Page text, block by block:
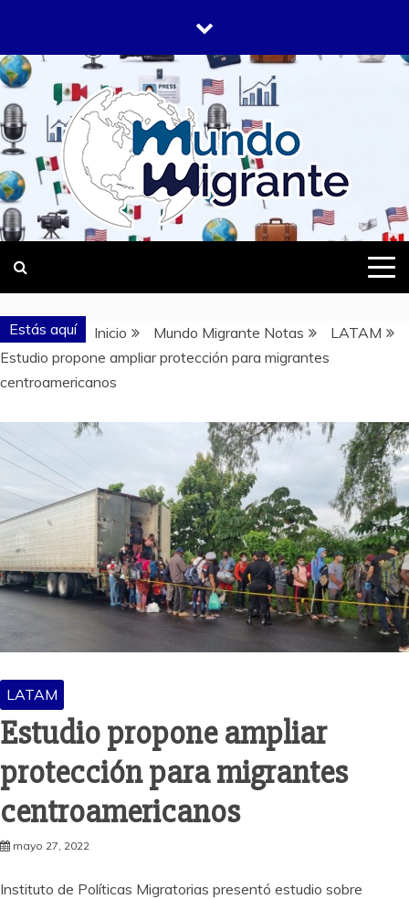
contenido
MUNDO
MIGRANTE
DONDE TODOS SOMOS MIGRANTES
Estás aquí Inicio Mundo Migrante Notas
LATAM
Estudio propone ampliar protección para migrantes
centroamericanos
LATAM
Estudio propone ampliar
protección para migrantes
centroamericanos
mayo 27, 2022
Instituto de Políticas Migratorias presentó estudio sobre